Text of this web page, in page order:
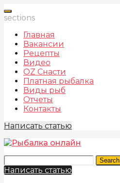
sections
Главная
Вакансии
Рецепты
Видео
OZ Снасти
Платная рыбалка
Виды рыб
Отчеты
Контакты
Написать статью
Search
Написать статью